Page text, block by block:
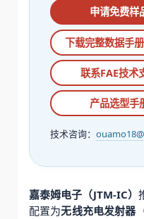
申请免费样
下载完整数据手
联系FAE技术
产品选型手
技术咨询：
嘉泰姆电子（JTM-IC）
配置为无线充电发射器